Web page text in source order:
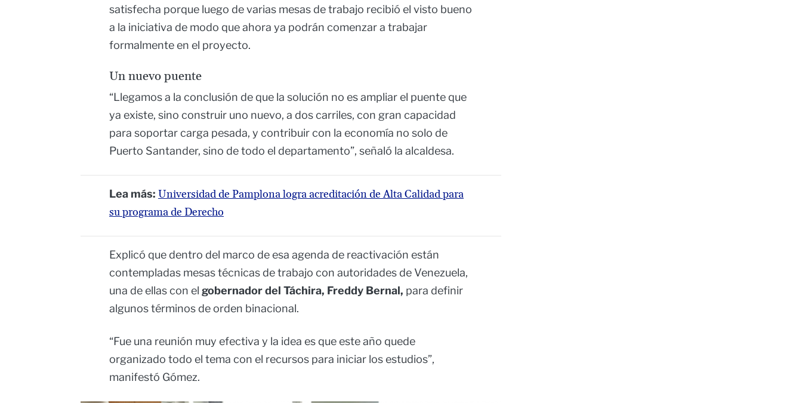
satisfecha porque luego de varias mesas de trabajo recibió el visto bueno
a la iniciativa de modo que ahora ya podrán comenzar a trabajar
formalmente en el proyecto.
Un nuevo puente
“Llegamos a la conclusión de que la solución no es ampliar el puente que
ya existe, sino construir uno nuevo, a dos carriles, con gran capacidad
para soportar carga pesada, y contribuir con la economía no solo de
Puerto Santander, sino de todo el departamento”, señaló la alcaldesa.
Lea más: Universidad de Pamplona logra acreditación de Alta Calidad para
su programa de Derecho
Explicó que dentro del marco de esa agenda de reactivación están
contempladas mesas técnicas de trabajo con autoridades de Venezuela,
una de ellas con el gobernador del Táchira, Freddy Bernal, para definir
algunos términos de orden binacional.
“Fue una reunión muy efectiva y la idea es que este año quede
organizado todo el tema con el recursos para iniciar los estudios”,
manifestó Gómez.